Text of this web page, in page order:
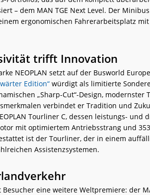
– dem MAN TGE Next Level. Der
ergonomischen Fahrerarbeitsplatz
trifft Innovation
NEOPLAN setzt auf der Busworld
Edition“ würdigt als limitierte
„Sharp-Cut“-Design, modernster
verbindet er Tradition und
Tourliner C, dessen leistungs- und
mit optimiertem Antriebsstrang und
ist der Tourliner, der in einem
Assistenzsystemen.
eine weitere Weltpremiere: der